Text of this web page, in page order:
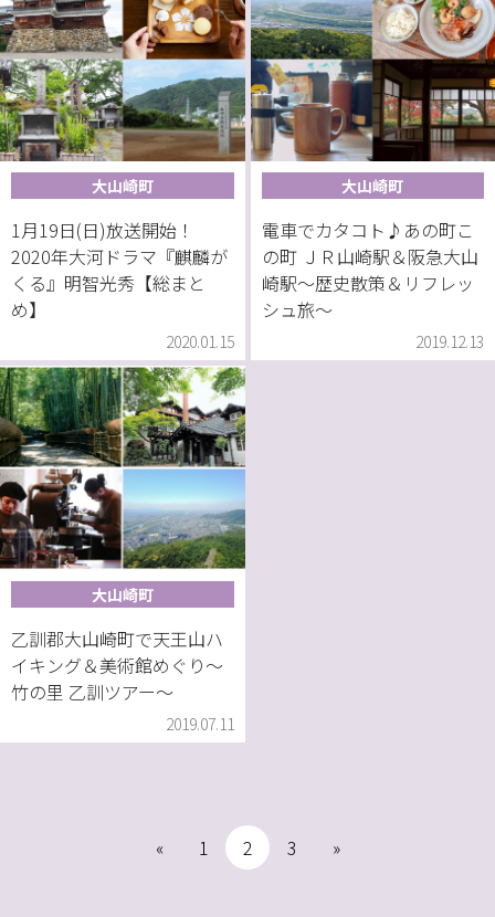
大山崎町
1月19日(日)放送開始！
2020年大河ドラマ『麒麟が
くる』明智光秀【総まと
め】
2020.01.15
大山崎町
電車でカタコト♪あの町こ
の町 ＪＲ山崎駅＆阪急大山
崎駅～歴史散策＆リフレッ
シュ旅～
2019.12.13
大山崎町
乙訓郡大山崎町で天王山ハ
イキング＆美術館めぐり〜
竹の里 乙訓ツアー〜
2019.07.11
« 1 2 3 »